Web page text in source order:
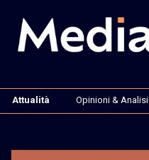
Attualità Opinioni & Analisi